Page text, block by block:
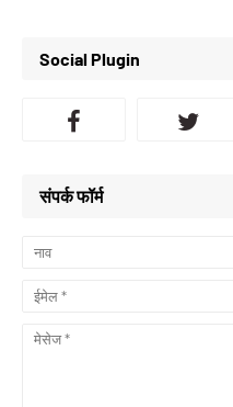
Social Plugin
संपर्क फॉर्म